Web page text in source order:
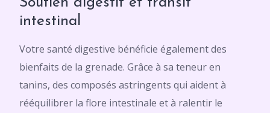
intestinal
Votre santé digestive bénéficie également des
bienfaits de la grenade. Grâce à sa teneur en
tanins, des composés astringents qui aident à
rééquilibrer la flore intestinale et à ralentir le